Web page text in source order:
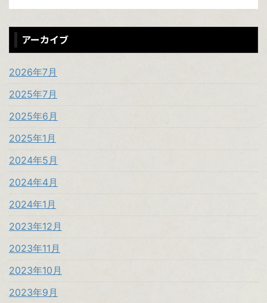
アーカイブ
2026年7月
2025年7月
2025年6月
2025年1月
2024年5月
2024年4月
2024年1月
2023年12月
2023年11月
2023年10月
2023年9月